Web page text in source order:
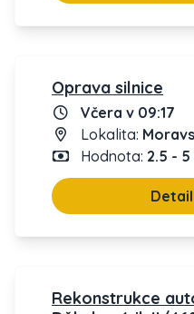
Oprava silnice
Včera v 09:17
Lokalita:
Hodnota: 2.5 - 5
Rekonstrukce